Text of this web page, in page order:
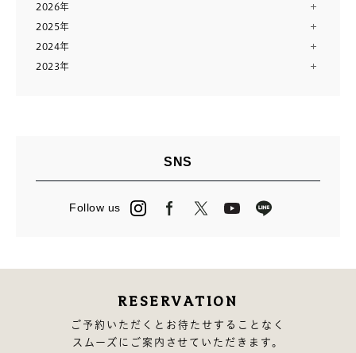
2026年
8月（2）
7月（10）
6月（11）
2025年
12月（13）
11月（12）
2024年
12月（13）
2023年
SNS
Follow us
RESERVATION
ご予約いただくとお待たせすることなく
スムーズにご案内させていただきます。